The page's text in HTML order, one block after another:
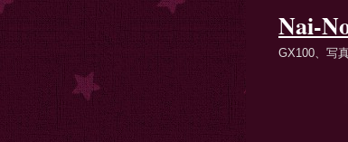
Nai-
GX100、写